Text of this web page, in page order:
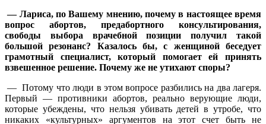
— Лариса, по Вашему мнению, почему в настоящее время
вопрос абортов, предабортного консультирования,
свободы выбора врачебной позиции получил такой
большой резонанс? Казалось бы, с женщиной беседует
грамотный специалист, который помогает ей принять
взвешенное решение. Почему же не утихают споры?
— Потому что люди в этом вопросе разбились на два лагеря.
Первый — противники абортов, реально верующие люди,
которые убеждены, что нельзя убивать детей в утробе, что
никаких «культурных» аргументов на этот счет быть не